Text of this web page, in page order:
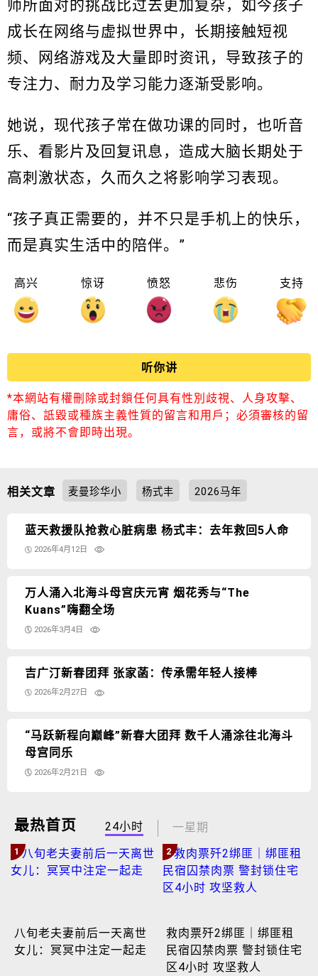
师所面对的挑战比过去更加复杂，如今孩子
成长在网络与虚拟世界中，长期接触短视
频、网络游戏及大量即时资讯，导致孩子的
专注力、耐力及学习能力逐渐受影响。
她说，现代孩子常在做功课的同时，也听音
乐、看影片及回复讯息，造成大脑长期处于
高刺激状态，久而久之将影响学习表现。
“孩子真正需要的，并不只是手机上的快乐，
而是真实生活中的陪伴。”
高兴 惊讶 愤怒 悲伤 支持
听你讲
*本網站有權刪除或封鎖任何具有性別歧視、人身攻擊、
庸俗、詆毀或種族主義性質的留言和用戶；必須審核的留
言，或將不會即時出現。
相关文章 麦曼珍华小 杨式丰 2026马年
蓝天救援队抢救心脏病患 杨式丰：去年救回5人命
2026年4月12日
万人涌入北海斗母宫庆元宵 烟花秀与“The
Kuans”嗨翻全场
2026年3月4日
吉广汀新春团拜 张家菡：传承需年轻人接棒
2026年2月27日
“马跃新程向巅峰”新春大团拜 数千人涌涂往北海斗
母宫同乐
2026年2月21日
最热首页 24小时 一星期
1
八旬老夫妻前后一天离世
女儿：冥冥中注定一起走
2
救肉票歼2绑匪｜绑匪租
民宿囚禁肉票 警封锁住宅
区4小时 攻坚救人